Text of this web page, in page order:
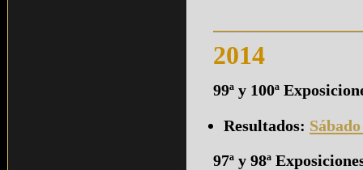
2014
99ª y 100ª
Resultados:
97ª y 98ª